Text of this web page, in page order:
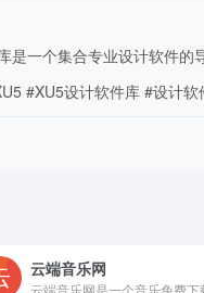
一个集合专业设计软件
#XU5设计软件库 #设计软
云端音乐网